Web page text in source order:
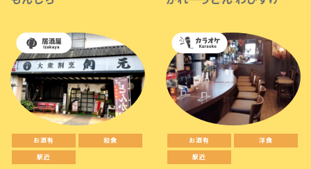
お酒有
和食
駅近
お酒有
洋食
駅近